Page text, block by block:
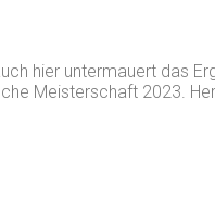
hier untermauert das
Meisterschaft 2023.